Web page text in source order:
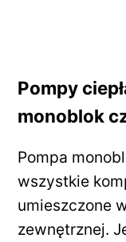
Pompy
monoblok
Pompa
wszystkie
umieszczone
zewnętrznej.